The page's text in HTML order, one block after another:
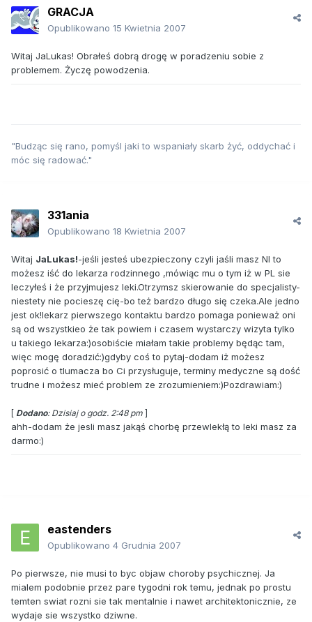
GRACJA
Opublikowano 15 Kwietnia 2007
Witaj JaLukas! Obrałeś dobrą drogę w poradzeniu sobie z
problemem. Życzę powodzenia.
"Budząc się rano, pomyśl jaki to wspaniały skarb żyć, oddychać i
móc się radować."
331ania
Opublikowano 18 Kwietnia 2007
Witaj JaLukas!-jeśli jesteś ubezpieczony czyli jaśli masz NI to
możesz iść do lekarza rodzinnego ,mówiąc mu o tym iż w PL sie
leczyłeś i że przyjmujesz leki.Otrzymsz skierowanie do specjalisty-
niestety nie pocieszę cię-bo też bardzo długo się czeka.Ale jedno
jest ok!lekarz pierwszego kontaktu bardzo pomaga ponieważ oni
są od wszystkieo że tak powiem i czasem wystarczy wizyta tylko
u takiego lekarza:)osobiście miałam takie problemy będąc tam,
więc mogę doradzić:)gdyby coś to pytaj-dodam iż możesz
poprosić o tlumacza bo Ci przysługuje, terminy medyczne są dość
trudne i możesz mieć problem ze zrozumieniem:)Pozdrawiam:)
[ Dodano: Dzisiaj o godz. 2:48 pm ]
ahh-dodam że jesli masz jakąś chorbę przewlekłą to leki masz za
darmo:)
eastenders
Opublikowano 4 Grudnia 2007
Po pierwsze, nie musi to byc objaw choroby psychicznej. Ja
mialem podobnie przez pare tygodni rok temu, jednak po prostu
temten swiat rozni sie tak mentalnie i nawet architektonicznie, ze
wydaje sie wszystko dziwne.